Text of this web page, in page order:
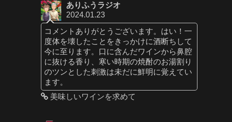
ありふうラジオ
2024.01.23
コメントありがとうございます。はい！一
度体を壊したことをきっかけに酒断ちして
今に至ります。口に含んだワインから鼻腔
に抜ける香り、寒い時期の焼酎のお湯割り
のツンとした刺激は未だに鮮明に覚えてい
ます。
美味しいワインを求めて